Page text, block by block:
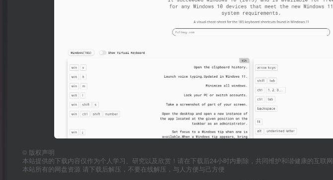
© 版权声明
本站提供的下载内容仅作为个人学习、研究以及欣赏！请在下载后24小时内删除，共同维护和谐健康的互联网
本站所有的网盘资源 请下载后解压，不要在线解压，与人方便与己方便